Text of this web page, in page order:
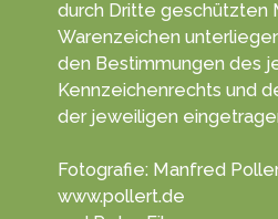
durch Dritte geschützten Marken- und
Waren­zeichen
den Bestim­mungen des jeweils
Kenn­zeichen­rechts und
der jeweiligen
Fotografie: Manfred
www.pollert.de